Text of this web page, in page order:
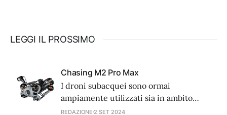
LEGGI IL PROSSIMO
Chasing M2 Pro Max
I droni subacquei sono ormai
ampiamente utilizzati sia in ambito
commerciale che scientifico perché
REDAZIONE 2 SET 2024